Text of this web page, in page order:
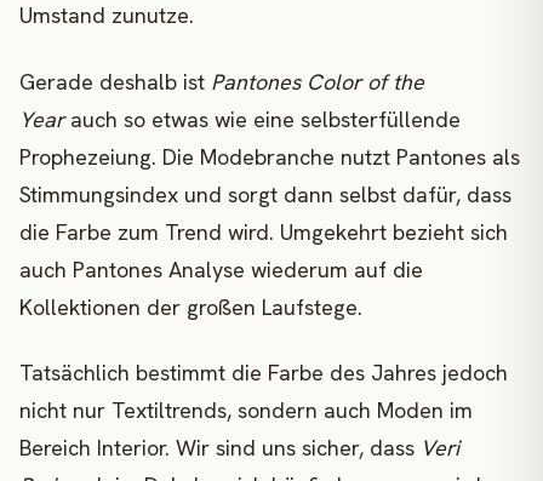
Umstand zunutze.
Gerade deshalb ist Pantones Color of the
Yearauch so etwas wie eine selbsterfüllende
Prophezeiung. Die Modebranche nutzt Pantones als
Stimmungsindex und sorgt dann selbst dafür, dass
die Farbe zum Trend wird. Umgekehrt bezieht sich
auch Pantones Analyse wiederum auf die
Kollektionen der großen Laufstege.
Tatsächlich bestimmt die Farbe des Jahres jedoch
nicht nur Textiltrends, sondern auch Moden im
Bereich Interior. Wir sind uns sicher, dass Veri